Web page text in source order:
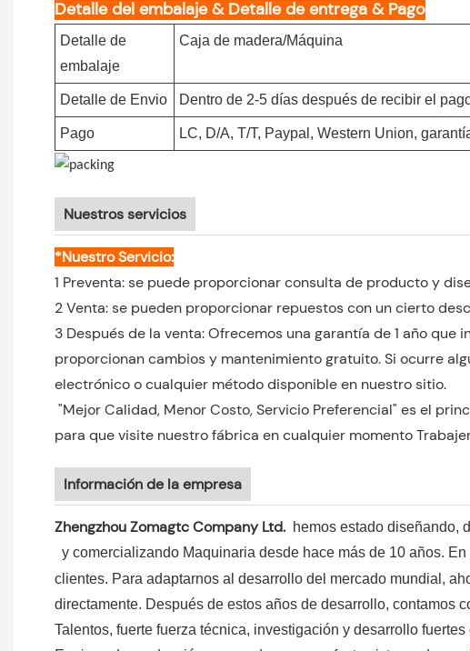
Detalle del embalaje & Detalle de entrega & Pago
Detalle de
embalaje
Caja de madera/Máquina
Detalle de Envio Dentro de 2-5 días después de recibir el
Pago LC, D/A, T/T, Paypal, Western Union,
Nuestros servicios
*Nuestro Servicio:
1 Preventa: se puede proporcionar consulta de producto y
2 Venta: se pueden proporcionar repuestos con un cierto
3 Después de la venta: Ofrecemos una garantía de 1 año
proporcionan cambios y mantenimiento gratuito. Si ocurre
electrónico o cualquier método disponible en nuestro sitio.
"Mejor Calidad, Menor Costo, Servicio Preferencial" es el
para que visite nuestro fábrica en cualquier momento
Información de la empresa
Zhengzhou Zomagtc Company Ltd. hemos estado diseñando,
y comercializando Maquinaria desde hace más de 10 años.
clientes. Para adaptarnos al desarrollo del mercado mundial,
directamente. Después de estos años de desarrollo, contamos
Talentos, fuerte fuerza técnica, investigación y desarrollo